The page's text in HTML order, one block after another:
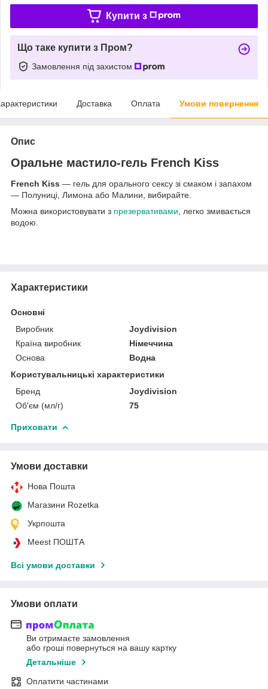
Купити з
Що таке купити з Пром?
Замовлення під захистом
Доставка Оплата Умови повернення
Опис
Оральне мастило-гель French Kiss
French Kiss — гель для орального сексу зі смаком і запахом
— Полуниці, Лимона або Малини, вибирайте.
Можна використовувати з презервативами, легко змивається
водою.
Характеристики
Основні
Виробник
Joydivision
Країна виробник
Німеччина
Основа
Водна
Користувальницькі характеристики
Бренд
Joydivision
Об'єм (мл/г)
75
Приховати
Умови доставки
Нова Пошта
Магазини Rozetka
Укрпошта
Meest ПОШТА
Всі умови доставки
Умови оплати
Ви отримаєте замовлення
або гроші повернуться на вашу картку
Детальніше
Оплатити частинами